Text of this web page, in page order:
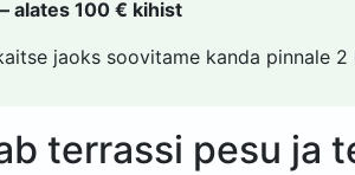
alates 100 € kihist
jaoks soovitame kanda pinnale 2
terrassi pesu ja